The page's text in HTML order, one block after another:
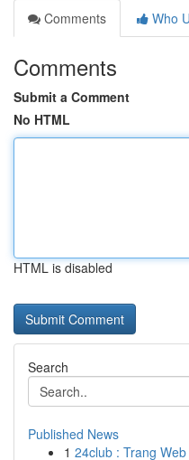
Comments
Who
Comments
Submit a Comment
No HTML
HTML is disabled
Search
Published News
1 24club : Trang